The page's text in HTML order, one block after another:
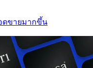
ดขายมากขึ้น